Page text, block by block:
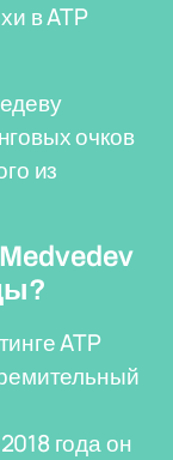
в ATP
очков
из
ATP
года он